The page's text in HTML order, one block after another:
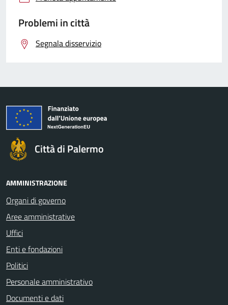
Problemi in città
Segnala disservizio
Città di Palermo
AMMINISTRAZIONE
Organi di governo
Aree amministrative
Uffici
Enti e fondazioni
Politici
Personale amministrativo
Documenti e dati